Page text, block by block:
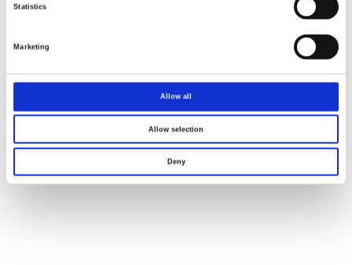
Statistics
Marketing
Allow all
Allow selection
Deny